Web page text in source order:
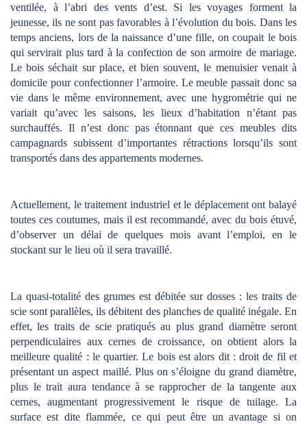
ventilée, à l’abri des vents d’est. Si les voyages forment la
jeunesse, ils ne sont pas favorables à l’évolution du bois. Dans les
temps anciens, lors de la naissance d’une fille, on coupait le bois
qui servirait plus tard à la confection de son armoire de mariage.
Le bois séchait sur place, et bien souvent, le menuisier venait à
domicile pour confectionner l’armoire. Le meuble passait donc sa
vie dans le même environnement, avec une hygrométrie qui ne
variait qu’avec les saisons, les lieux d’habitation n’étant pas
surchauffés. Il n’est donc pas étonnant que ces meubles dits
campagnards subissent d’importantes rétractions lorsqu’ils sont
transportés dans des appartements modernes.
Actuellement, le traitement industriel et le déplacement ont balayé
toutes ces coutumes, mais il est recommandé, avec du bois étuvé,
d’observer un délai de quelques mois avant l’emploi, en le
stockant sur le lieu où il sera travaillé.
La quasi-totalité des grumes est débitée sur dosses : les traits de
scie sont parallèles, ils débitent des planches de qualité inégale. En
effet, les traits de scie pratiqués au plus grand diamètre seront
perpendiculaires aux cernes de croissance, on obtient alors la
meilleure qualité : le quartier. Le bois est alors dit : droit de fil et
présentant un aspect maillé. Plus on s’éloigne du grand diamètre,
plus le trait aura tendance à se rapprocher de la tangente aux
cernes, augmentant progressivement le risque de tuilage. La
surface est dite flammée, ce qui peut être un avantage si on